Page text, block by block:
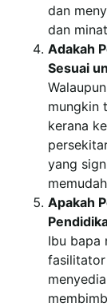
dan
dan
Adakah
Sesuai
mungkin
kerana
yang
Apakah
Ibu bapa
fasilitator